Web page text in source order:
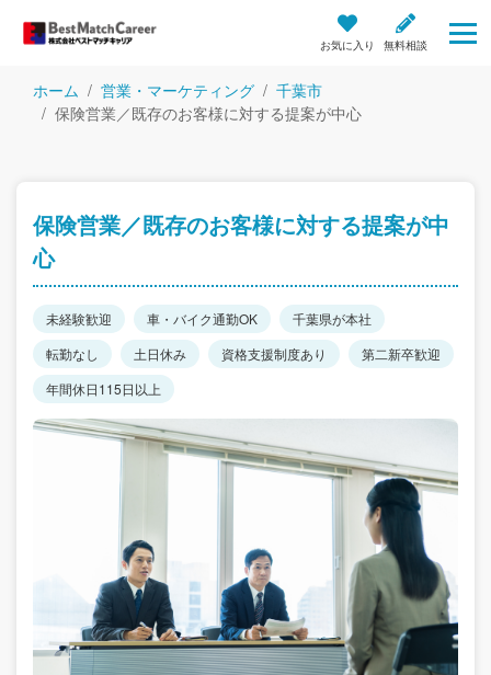
お気に入り 無料相談
ホーム 営業・マーケティング
千葉市
保険営業／既存のお客様に対する提案が中心
保険営業／既存のお客様に対する提案が中
心
未経験歓迎 車・バイク通勤OK
千葉県が本社
転勤なし
土日休み 資格支援制度あり
第二新卒歓迎
年間休日115日以上